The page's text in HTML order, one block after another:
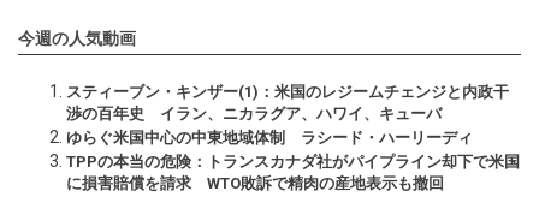
今週の人気動画
スティーブン・キンザー(1)：米国のレジームチェンジと内政干
渉の百年史 イラン、ニカラグア、ハワイ、キューバ
ゆらぐ米国中心の中東地域体制 ラシード・ハーリーディ
TPPの本当の危険：トランスカナダ社がパイプライン却下で米国
に損害賠償を請求 WTO敗訴で精肉の産地表示も撤回